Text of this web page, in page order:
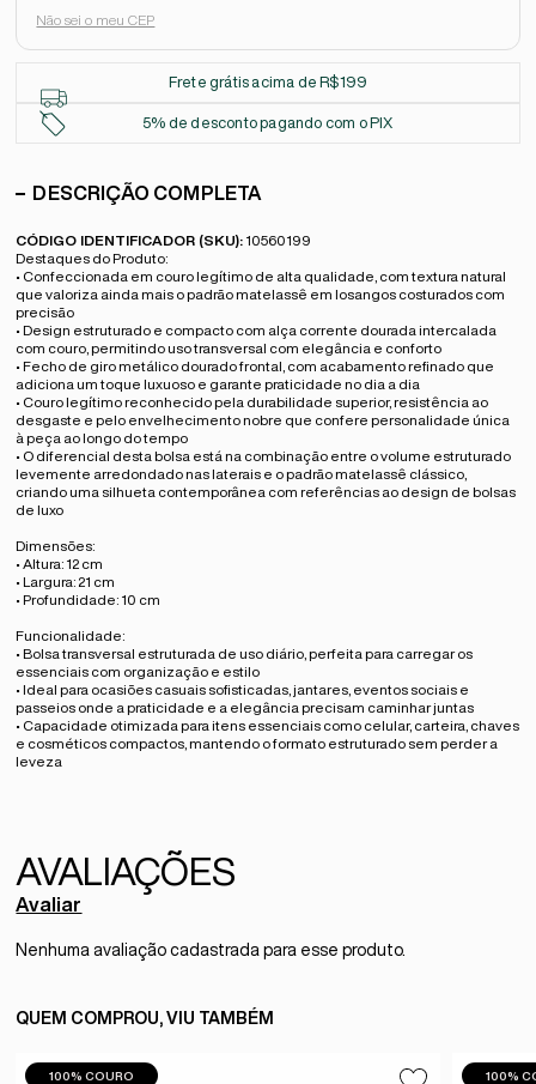
Não sei o meu CEP
Frete grátis acima de R$199
5% de desconto pagando com o PIX
DESCRIÇÃO COMPLETA
CÓDIGO IDENTIFICADOR (SKU): 10560199
Destaques do Produto:
• Confeccionada em couro legítimo de alta qualidade, com textura natural
que valoriza ainda mais o padrão matelassê em losangos costurados com
precisão
• Design estruturado e compacto com alça corrente dourada intercalada
com couro, permitindo uso transversal com elegância e conforto
• Fecho de giro metálico dourado frontal, com acabamento refinado que
adiciona um toque luxuoso e garante praticidade no dia a dia
• Couro legítimo reconhecido pela durabilidade superior, resistência ao
desgaste e pelo envelhecimento nobre que confere personalidade única
à peça ao longo do tempo
• O diferencial desta bolsa está na combinação entre o volume estruturado
levemente arredondado nas laterais e o padrão matelassê clássico,
criando uma silhueta contemporânea com referências ao design de bolsas
de luxo
Dimensões:
• Altura: 12 cm
• Largura: 21 cm
• Profundidade: 10 cm
Funcionalidade:
• Bolsa transversal estruturada de uso diário, perfeita para carregar os
essenciais com organização e estilo
• Ideal para ocasiões casuais sofisticadas, jantares, eventos sociais e
passeios onde a praticidade e a elegância precisam caminhar juntas
• Capacidade otimizada para itens essenciais como celular, carteira, chaves
e cosméticos compactos, mantendo o formato estruturado sem perder a
leveza
Avaliar
Nenhuma avaliação cadastrada para esse produto.
QUEM COMPROU, VIU TAMBÉM
100% COURO 100%